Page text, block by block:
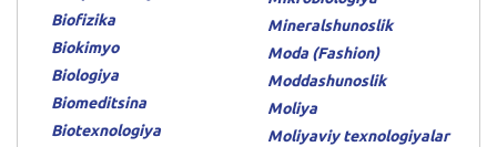
Biofizika
Biokimyo
Biologiya
Biomeditsina
Biotexnologiya
Mineralshunoslik
Moda (Fashion)
Moddashunoslik
Moliya
Moliyaviy texnologiyalar